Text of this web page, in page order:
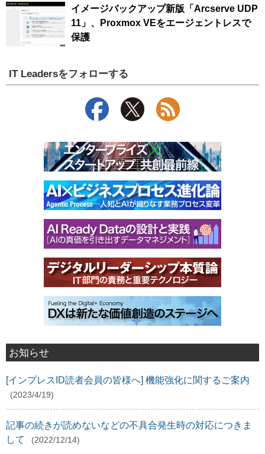
イメージバックアップ新版「Arcserve UDP
11」、Proxmox VEをエージェントレスで
保護
IT Leadersをフォローする
お知らせ
[インプレスID読者会員の皆様へ] 機能強化に関するご案内
(2023/4/19)
記事の続きが読めないなどの不具合発生時の対応につきま
して
(2022/12/14)